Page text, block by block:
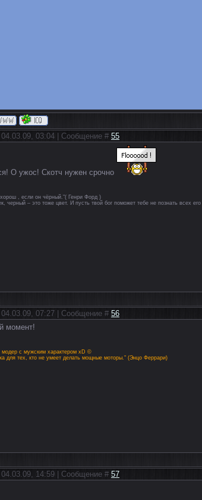
03:04 | Сообщение # 55
О ужос! Скотч нужен срочно
, если он чёрный."( Генри Форд )
черный – это тоже цвет. И пусть твой бог поможет тебе не познать всех
07:27 | Сообщение # 56
момент!
модер с мужским характером xD ©
для тех, кто не умеет делать мощные моторы." (Энцо Феррари)
14:59 | Сообщение # 57